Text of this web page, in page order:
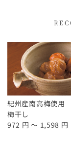
紀州産南高梅使用
梅干し
972 円 ～ 1,598 円